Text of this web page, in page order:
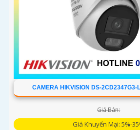
CAMERA HIKVISION DS-2CD2347G3-
Giá Bán:
Giá Khuyến Mại: 5%-